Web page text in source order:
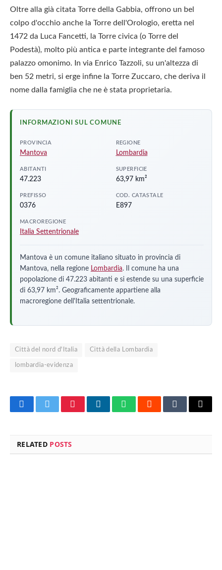
Oltre alla già citata Torre della Gabbia, offrono un bel
colpo d'occhio anche la Torre dell'Orologio, eretta nel
1472 da Luca Fancetti, la Torre civica (o Torre del
Podestà), molto più antica e parte integrante del famoso
palazzo omonimo. In via Enrico Tazzoli, su un'altezza di
ben 52 metri, si erge infine la Torre Zuccaro, che deriva il
nome dalla famiglia che ne è stata proprietaria.
INFORMAZIONI SUL COMUNE
PROVINCIA
Mantova
REGIONE
Lombardia
ABITANTI
47.223
SUPERFICIE
63,97 km²
PREFISSO
0376
COD. CATASTALE
E897
MACROREGIONE
Italia Settentrionale
Mantova è un comune italiano situato in provincia di
Mantova, nella regione Lombardia. Il comune ha una
popolazione di 47.223 abitanti e si estende su una superficie
di 63,97 km². Geograficamente appartiene alla
macroregione dell'Italia settentrionale.
Città del nord d'Italia Città della Lombardia
lombardia-evidenza
FacebookTwitterPinterestLinkedInWhatsAppRedditTumblrEmail
RELATED POSTS